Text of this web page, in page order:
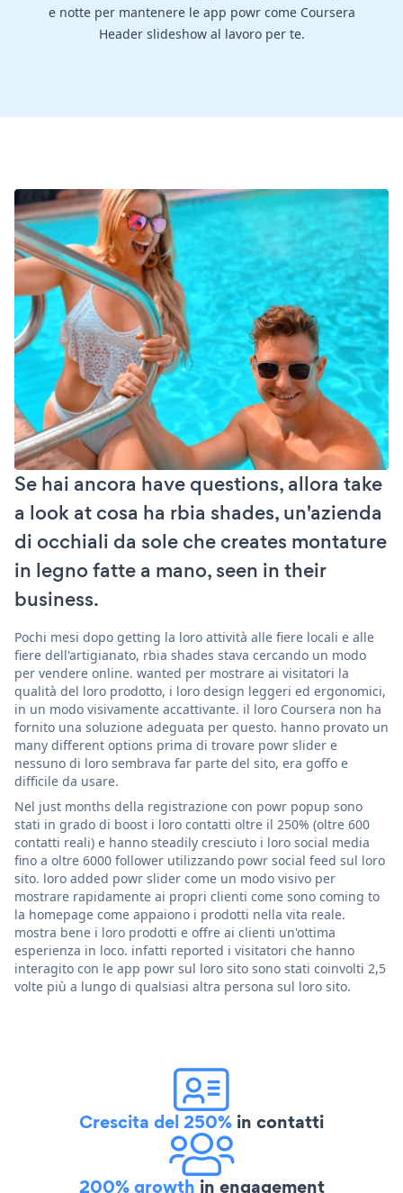
e notte per mantenere le app powr come Coursera
Header slideshow al lavoro per te.
Se hai ancora have questions, allora take
a look at cosa ha rbia shades, un'azienda
di occhiali da sole che creates montature
in legno fatte a mano, seen in their
business.
Pochi mesi dopo getting la loro attività alle fiere locali e alle
fiere dell'artigianato, rbia shades stava cercando un modo
per vendere online. wanted per mostrare ai visitatori la
qualità del loro prodotto, i loro design leggeri ed ergonomici,
in un modo visivamente accattivante. il loro Coursera non ha
fornito una soluzione adeguata per questo. hanno provato un
many different options prima di trovare powr slider e
nessuno di loro sembrava far parte del sito, era goffo e
difficile da usare.
Nel just months della registrazione con powr popup sono
stati in grado di boost i loro contatti oltre il 250% (oltre 600
contatti reali) e hanno steadily cresciuto i loro social media
fino a oltre 6000 follower utilizzando powr social feed sul loro
sito. loro added powr slider come un modo visivo per
mostrare rapidamente ai propri clienti come sono coming to
la homepage come appaiono i prodotti nella vita reale.
mostra bene i loro prodotti e offre ai clienti un'ottima
esperienza in loco. infatti reported i visitatori che hanno
interagito con le app powr sul loro sito sono stati coinvolti 2,5
volte più a lungo di qualsiasi altra persona sul loro sito.
Crescita del 250% in contatti
200% growth in engagement